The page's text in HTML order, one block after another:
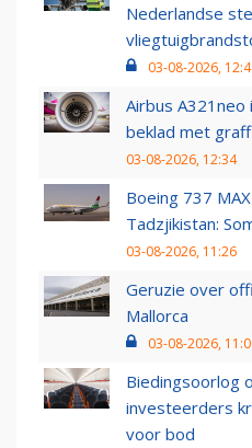
Nederlandse
03-08-2026,
Airbus A321neo
beklad met
03-08-2026, 12:34
Boeing 737
Tadzjikistan:
03-08-2026, 11:26
Geruzie over
Mallorca
03-08-2026,
Biedingsoorlog
investeerders
voor bod